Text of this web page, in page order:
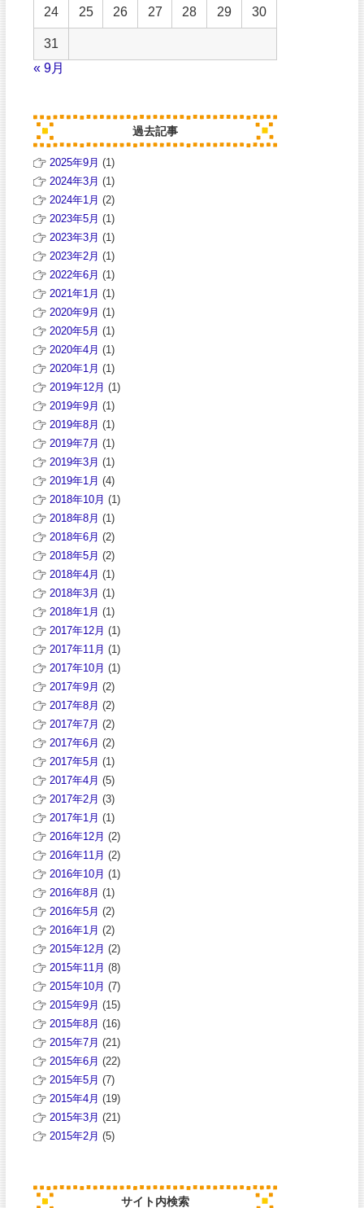
24 25 26 27 28 29 30
31
« 9月
過去記事
2025年9月 (1)
2024年3月 (1)
2024年1月 (2)
2023年5月 (1)
2023年3月 (1)
2023年2月 (1)
2022年6月 (1)
2021年1月 (1)
2020年9月 (1)
2020年5月 (1)
2020年4月 (1)
2020年1月 (1)
2019年12月 (1)
2019年9月 (1)
2019年8月 (1)
2019年7月 (1)
2019年3月 (1)
2019年1月 (4)
2018年10月 (1)
2018年8月 (1)
2018年6月 (2)
2018年5月 (2)
2018年4月 (1)
2018年3月 (1)
2018年1月 (1)
2017年12月 (1)
2017年11月 (1)
2017年10月 (1)
2017年9月 (2)
2017年8月 (2)
2017年7月 (2)
2017年6月 (2)
2017年5月 (1)
2017年4月 (5)
2017年2月 (3)
2017年1月 (1)
2016年12月 (2)
2016年11月 (2)
2016年10月 (1)
2016年8月 (1)
2016年5月 (2)
2016年1月 (2)
2015年12月 (2)
2015年11月 (8)
2015年10月 (7)
2015年9月 (15)
2015年8月 (16)
2015年7月 (21)
2015年6月 (22)
2015年5月 (7)
2015年4月 (19)
2015年3月 (21)
2015年2月 (5)
サイト内検索